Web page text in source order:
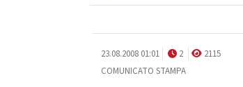
23.08.2008 01:01 2
2115
COMUNICATO STAMPA